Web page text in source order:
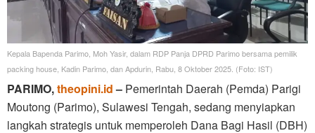
Kepala Bapenda Parimo, Moh Yasir, dalam RDP Panja DPRD Parimo bersama pemilik
packing house, Kadin Parimo, dan Apdurin, Rabu, 8 Oktober 2025. (Foto: IST)
PARIMO,theopini.id– Pemerintah Daerah (Pemda) Parigi
Moutong (Parimo), Sulawesi Tengah, sedang menyiapkan
langkah strategis untuk memperoleh Dana Bagi Hasil (DBH)